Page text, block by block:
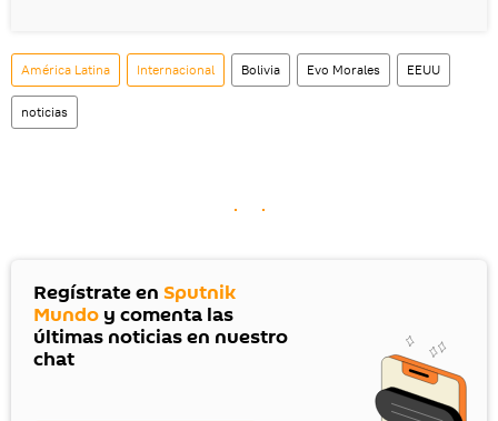
América Latina Internacional Bolivia Evo Morales EEUU
noticias
Regístrate en Sputnik
Mundo y comenta las
últimas noticias en nuestro
chat